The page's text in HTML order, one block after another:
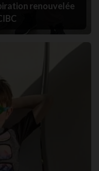
renouvelée